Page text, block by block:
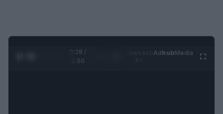
0:29 /
1:50
AdhubMedia